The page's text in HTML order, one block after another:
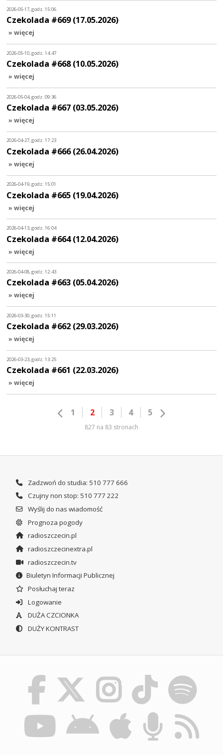
2026-05-17, godz. 15:06
Czekolada #669 (17.05.2026)
» więcej
2026-05-10, godz. 14:47
Czekolada #668 (10.05.2026)
» więcej
2026-05-04, godz. 09:36
Czekolada #667 (03.05.2026)
» więcej
2026-04-27, godz. 17:23
Czekolada #666 (26.04.2026)
» więcej
2026-04-19, godz. 15:01
Czekolada #665 (19.04.2026)
» więcej
2026-04-13, godz. 16:04
Czekolada #664 (12.04.2026)
» więcej
2026-04-08, godz. 12:43
Czekolada #663 (05.04.2026)
» więcej
2026-03-30, godz. 15:11
Czekolada #662 (29.03.2026)
» więcej
2026-03-23, godz. 13:25
Czekolada #661 (22.03.2026)
» więcej
1 2 3 4 5
827 na 83 stronach
Zadzwoń do studia: 510 777 666
Czujny non stop: 510 777 222
Wyślij do nas wiadomość
Prognoza pogody
radioszczecin.pl
radioszczecinextra.pl
radioszczecin.tv
Biuletyn Informacji Publicznej
Posłuchaj teraz
Logowanie
DUŻA CZCIONKA
DUŻY KONTRAST